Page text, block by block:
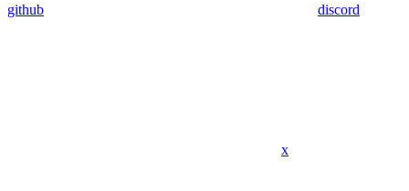
github discord
x